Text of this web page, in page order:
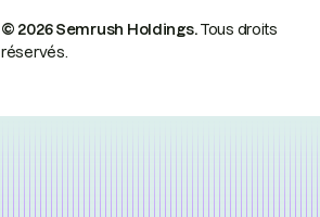
© 2026 Semrush Holdings.Tous droits
réservés.